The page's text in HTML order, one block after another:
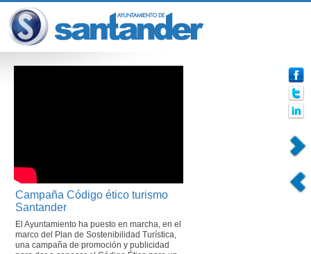
Campaña Código ético turismo
Santander
El Ayuntamiento ha puesto en marcha, en el
marco del Plan de Sostenibilidad Turística,
una campaña de promoción y publicidad